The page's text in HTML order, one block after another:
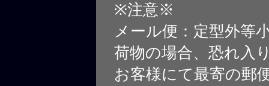
※注意※
メール便：定型外等
荷物の場合、恐れ入
お客様にて最寄の郵